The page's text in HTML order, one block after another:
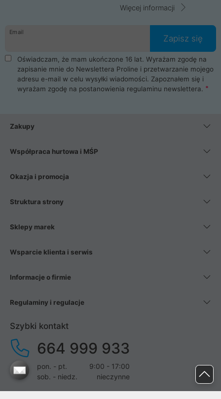
Więcej informacji
Email
Zapisz się
Oświadczam, że mam ukończone 16 lat. Wyrażam zgodę na
zapisanie mnie do Newslettera Proline i przetwarzanie mojego
adresu e-mail w celu wysyłki wiadomości. Zapoznałem się i
wyrażam zgodę na postanowienia regulaminu newslettera.
Zakupy
Współpraca hurtowa i MŚP
Okazja i promocja
Struktura strony
Sklepy marek
Wsparcie klienta i serwis
Informacje o firmie
Regulaminy i regulacje
Szybki kontakt
664 999 933
pon. - pt.
9:00 - 17:00
sob. - niedz.
nieczynne